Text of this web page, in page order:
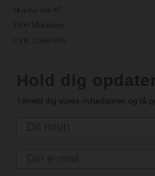
Mandal alle 8C
5500 Middelfart
CVR: 26607906
Tilmeld dig vores nyhedsbrev og få